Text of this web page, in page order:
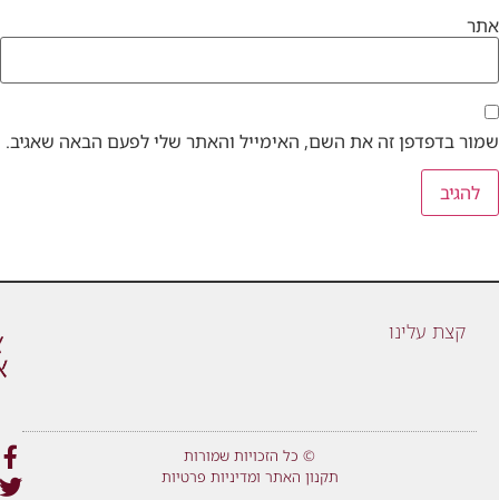
אתר
שמור בדפדפן זה את השם, האימייל והאתר שלי לפעם הבאה שאגיב.
קצת עלינו
© כל הזכויות שמורות
תקנון האתר ומדיניות פרטיות